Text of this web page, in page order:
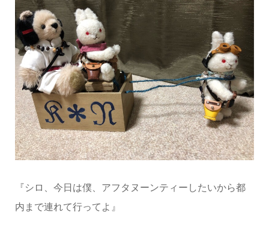
『シロ、今日は僕、アフタヌーンティーしたいから都
内まで連れて行ってよ』